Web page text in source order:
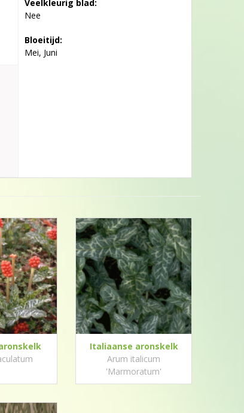
Veelkleurig blad:
Nee
Bloeitijd:
Mei, Juni
Italiaanse aronskelk
Arum italicum
'Marmoratum'